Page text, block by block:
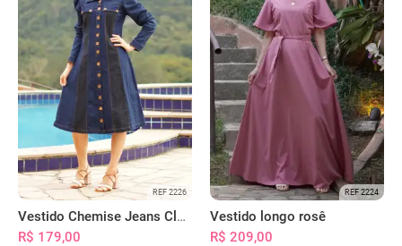
REF 2226
Vestido Chemise Jeans Clássica Serena
R$ 179,00
REF 2224
Vestido longo rosê
R$ 209,00